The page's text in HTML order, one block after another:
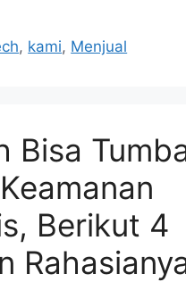
, kami, Menjual
Bisa
Berikut 4